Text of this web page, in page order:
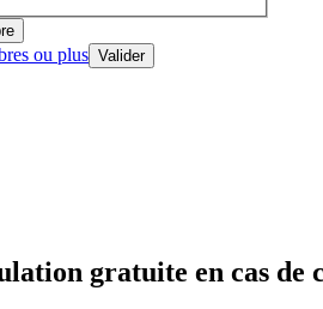
ou plus Valider
gratuite en cas de